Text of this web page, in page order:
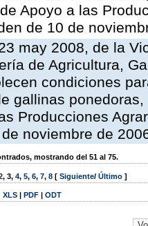
Apoyo a las
de 10 de
may 2008, de la
de Agricultura,
condiciones
gallinas
Producciones
noviembre de
mostrando del 51 al 75.
, 3, 4, 5, 6, 7, 8 [ Siguiente/ Último ]
XLS | PDF | ODT